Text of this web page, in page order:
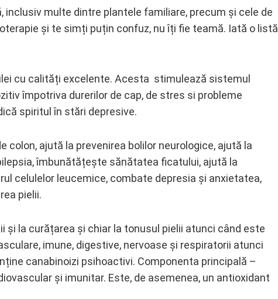
multe dintre plantele familiare, precum și cele de
și te simți puțin confuz, nu îți fie teamă. Iată o listă
cu calități excelente. Acesta stimulează sistemul
împotriva durerilor de cap, de stres si probleme
spiritul în stări depresive.
ajută la prevenirea bolilor neurologice, ajută la
îmbunătățește sănătatea ficatului, ajută la
celulelor leucemice, combate depresia și anxietatea,
pielii.
și la curățarea și chiar la tonusul pielii atunci când este
imune, digestive, nervoase și respiratorii atunci
canabinoizi psihoactivi. Componenta principală –
și imunitar. Este, de asemenea, un antioxidant